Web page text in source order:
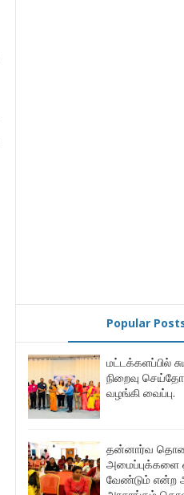
Popular
மட்டக்களப்பில்
நிறைவு
வழங்கி வைப்பு.
தன்னார்வ
அமைப்புக்களை
வேண்டும் என்ற